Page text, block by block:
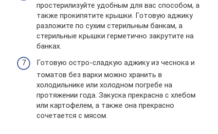
простерилизуйте удобным для вас способом, а
также прокипятите крышки. Готовую аджику
разложите по сухим стерильным банкам, а
стерильные крышки герметично закрутите на
банках.
Готовую остро-сладкую аджику из чеснока и
томатов без варки можно хранить в
холодильнике или холодном погребе на
протяжении года. Закуска прекрасна с хлебом
или картофелем, а также она прекрасно
сочетается с мясом.